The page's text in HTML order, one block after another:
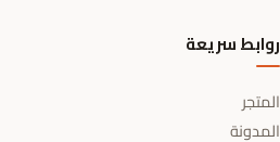
روابط سريعة
المتجر
المدونة